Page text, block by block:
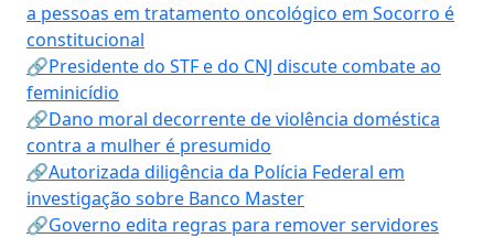
a pessoas em tratamento oncológico em Socorro é
constitucional
🔗Presidente do STF e do CNJ discute combate ao
feminicídio
🔗Dano moral decorrente de violência doméstica
contra a mulher é presumido
🔗Autorizada diligência da Polícia Federal em
investigação sobre Banco Master
🔗Governo edita regras para remover servidores